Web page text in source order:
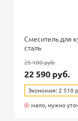
Смеситель для
сталь
25 100 руб.
22 590 руб.
Экономия: 2 510
мало, нужно